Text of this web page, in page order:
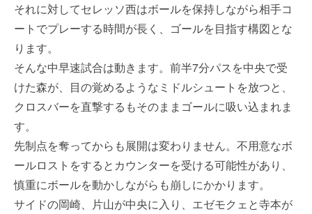
それに対してセレッソ西はボールを保持しながら相手コ
ートでプレーする時間が長く、ゴールを目指す構図とな
ります。
そんな中早速試合は動きます。前半7分パスを中央で受
けた森が、目の覚めるようなミドルシュートを放つと、
クロスバーを直撃するもそのままゴールに吸い込まれま
す。
先制点を奪ってからも展開は変わりません。不用意なボ
ールロストをするとカウンターを受ける可能性があり、
慎重にボールを動かしながらも崩しにかかります。
サイドの岡崎、片山が中央に入り、エゼモクェと寺本が